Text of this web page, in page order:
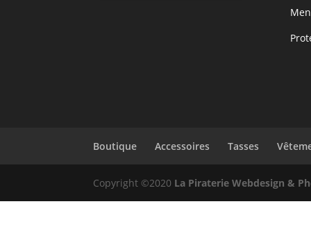
Boutique Accessoires Tasses
Copyright ©2020 La Piraterie Webdesign &